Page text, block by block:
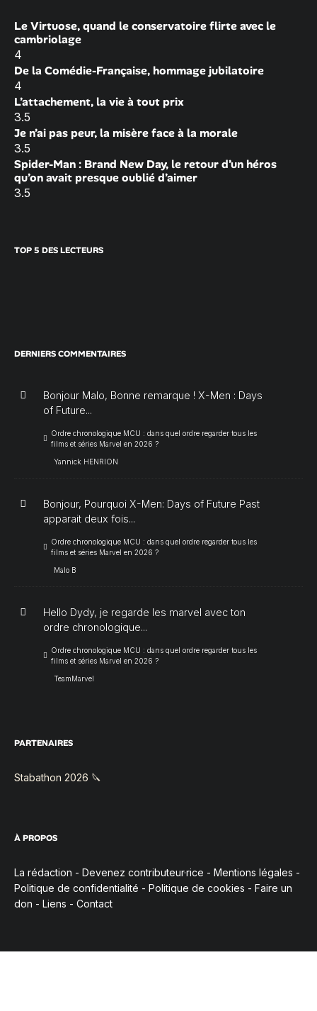
Le Virtuose, quand le conservatoire flirte avec le
cambriolage
4
De la Comédie-Française, hommage jubilatoire
4
L’attachement, la vie à tout prix
3.5
Je n’ai pas peur, la misère face à la morale
3.5
Spider-Man : Brand New Day, le retour d’un héros
qu’on avait presque oublié d’aimer
3.5
TOP 5 DES LECTEURS
DERNIERS COMMENTAIRES
Bonjour Malo, Bonne remarque ! X-Men : Days
of Future...
Ordre chronologique MCU : dans quel ordre regarder tous les
films et séries Marvel en 2026 ?
Yannick HENRION
Bonjour, Pourquoi X-Men: Days of Future Past
apparait deux fois...
Ordre chronologique MCU : dans quel ordre regarder tous les
films et séries Marvel en 2026 ?
Malo B
Hello Dydy, je regarde les marvel avec ton
ordre chronologique...
Ordre chronologique MCU : dans quel ordre regarder tous les
films et séries Marvel en 2026 ?
TeamMarvel
PARTENAIRES
Stabathon 2026 🔪
À PROPOS
La rédaction - Devenez contributeur·rice - Mentions légales -
Politique de confidentialité - Politique de cookies - Faire un
don - Liens - Contact